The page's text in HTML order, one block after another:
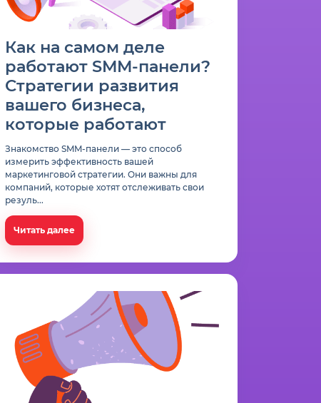
Как на самом деле
работают SMM-панели?
Стратегии развития
вашего бизнеса,
которые работают
Знакомство SMM-панели — это способ
измерить эффективность вашей
маркетинговой стратегии. Они важны для
компаний, которые хотят отслеживать свои
резуль...
Читать далее